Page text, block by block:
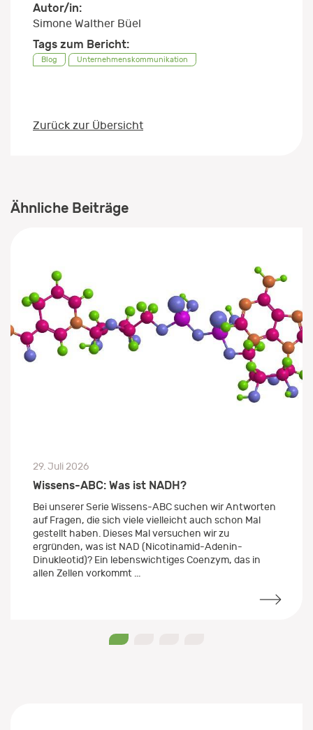
Autor/in:
Simone Walther Büel
Tags zum Bericht:
Blog Unternehmenskommunikation
Zurück zur Übersicht
Ähnliche Beiträge
29. Juli 2026
Wissens-ABC: Was ist NADH?
Bei unserer Serie Wissens-ABC suchen wir Antworten
auf Fragen, die sich viele vielleicht auch schon Mal
gestellt haben. Dieses Mal versuchen wir zu
ergründen, was ist NAD (Nicotinamid-Adenin-
Dinukleotid)? Ein lebenswichtiges Coenzym, das in
allen Zellen vorkommt ...